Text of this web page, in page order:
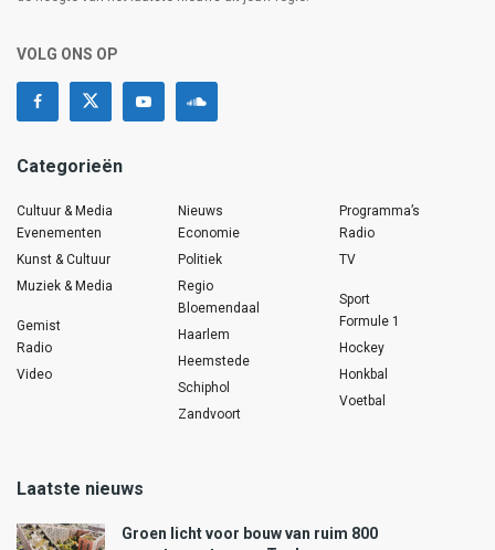
VOLG ONS OP
Categorieën
Cultuur & Media
Evenementen
Kunst & Cultuur
Muziek & Media
Gemist
Radio
Video
Nieuws
Economie
Politiek
Regio
Bloemendaal
Haarlem
Heemstede
Schiphol
Zandvoort
Programma’s
Radio
TV
Sport
Formule 1
Hockey
Honkbal
Voetbal
Laatste nieuws
Groen licht voor bouw van ruim 800